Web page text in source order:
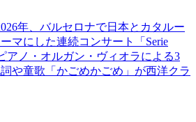
年、バルセロナで日本とカタルー
マにした連続コンサート「Serie
アノ・オルガン・ヴィオラによる3
や童歌「かごめかごめ」が西洋クラ